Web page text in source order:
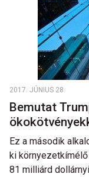
2017. JÚNIUS 28.
Bemutat
Ez a második
ki
81 milliárd